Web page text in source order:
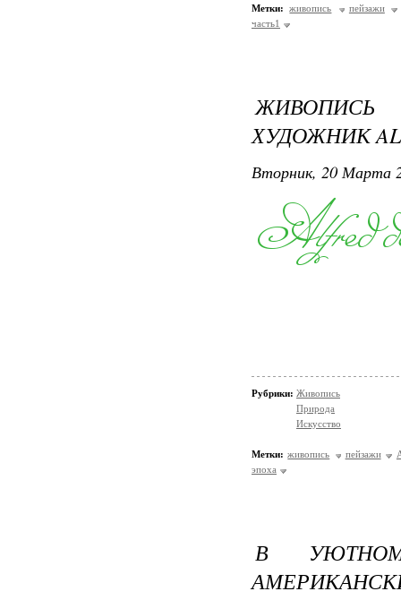
Метки: живопись
пейзажи
часть1
ХУДОЖНИК
Вторник, 20 Марта
Рубрики: Живопись
Природа
Искусство
Метки: живопись пейзажи
эпоха
В